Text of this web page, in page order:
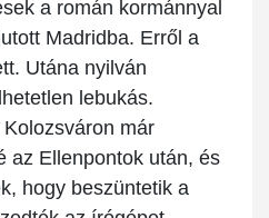
a román kormánnyal
Madridba. Erről a
Utána nyilván
lebukás.
már
az Ellenpontok után, és
hogy beszüntetik a